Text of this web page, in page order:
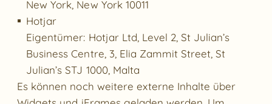
New York, New York 10011
Hotjar
Eigentümer: Hotjar Ltd, Level 2, St Julian’s
Business Centre, 3, Elia Zammit Street, St
Julian’s STJ 1000, Malta
Es können noch weitere externe Inhalte über